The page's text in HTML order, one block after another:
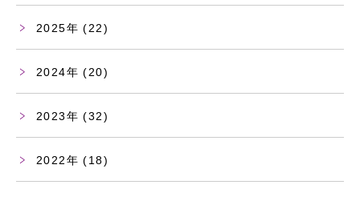
2025 (22)
2024 (20)
2023 (32)
2022 (18)